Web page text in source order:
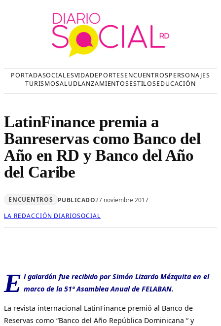
PORTADASOCIALESVIDADEPORTESENCUENTROSPERSONAJES
TURISMOSALUDLANZAMIENTOSESTILOSEDUCACIÓN
LatinFinance premia a
Banreservas como Banco del
Año en RD y Banco del Año
del Caribe
ENCUENTROS PUBLICADO27 noviembre 2017
LA REDACCIÓN DIARIOSOCIAL
E l galardón fue recibido por Simón Lizardo Mézquita en el
marco de la 51º Asamblea Anual de FELABAN.
La revista internacional LatinFinance premió al Banco de
Reservas como “Banco del Año República Dominicana “ y